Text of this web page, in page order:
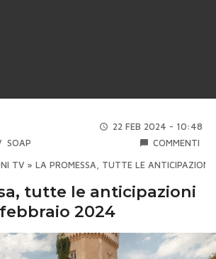
22 FEB 2024 - 10:48
SOAP COMMENTI
TV » LA PROMESSA, TUTTE LE
tutte le anticipazioni
2024